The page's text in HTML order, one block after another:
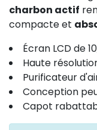
charbon actif
compacte et
Écran LCD de
Haute
Purificateur
Conception
Capot